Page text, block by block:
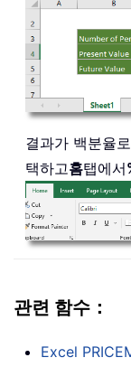
결과가 백분율
택하고홈탭에서
관련 함수：
Excel